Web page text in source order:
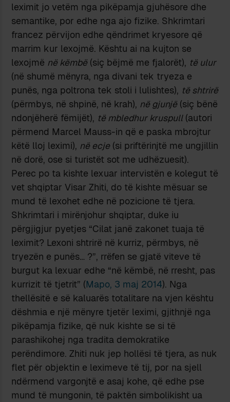
leximit jo vetëm nga pikëpamja gjuhësore dhe
semantike, por edhe nga ajo fizike. Shkrimtari
francez përvijon edhe qëndrimet kryesore që
marrim kur lexojmë. Kështu ai na kujton se
lexojmë në këmbë (siç bëjmë me fjalorët), të ulur
(në shumë mënyra, nga divani tek tryeza e
punës, nga poltrona tek stoli i lulishtes), të shtrirë
(përmbys, në shpinë, në krah), në gjunjë (siç bënë
ndonjëherë fëmijët), të mbledhur kruspull(autori
përmend Marcel Mauss-in që e paska mbrojtur
këtë lloj leximi), në ecje (si priftërinjtë me ungjillin
në dorë, ose si turistët sot me udhëzuesit).
Perec po ta kishte lexuar intervistën e kolegut të
vet shqiptar Visar Zhiti, do të kishte mësuar se
mund të lexohet edhe në pozicione të tjera.
Shkrimtari i mirënjohur shqiptar, duke iu
përgjigjur pyetjes “Cilat janë zakonet tuaja të
leximit? Lexoni shtrirë në kurriz, përmbys, në
tryezën e punës… ?”, rrëfen se gjatë viteve të
burgut ka lexuar edhe “në këmbë, në rresht, pas
kurrizit të tjetrit” (Mapo, 3 maj 2014). Nga
thellësitë e së kaluarës totalitare na vjen kështu
dëshmia e një mënyre tjetër leximi, gjithnjë nga
pikëpamja fizike, që nuk kishte se si të
parashikohej nga tradita demokratike
perëndimore. Zhiti nuk jep hollësi të tjera, as nuk
flet për objektin e leximeve të tij, por na sjell
ndërmend vargonjtë e asaj kohe, që edhe pse
mund të mungonin, të paktën simbolikisht ua